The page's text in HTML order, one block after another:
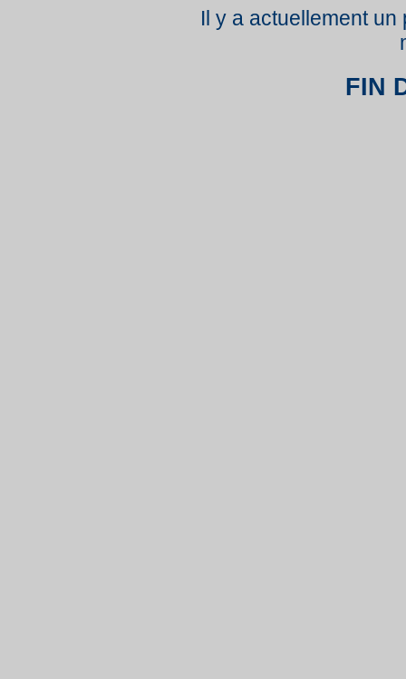
Il y a actuellement
FIN